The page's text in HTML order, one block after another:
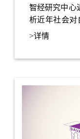
智经研究中心
析近年社会对
以及相关学
>详情